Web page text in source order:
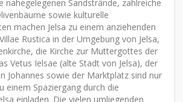
nahegelegenen Sandstrände, zahlreiche
sowie kulturelle
machen Jelsa zu einem anziehenden
Rustica in der Umgebung von Jelsa,
die Kirche zur Muttergottes der
Vetus Ielsae (alte Stadt von Jelsa), der
Johannes sowie der Marktplatz sind nur
einem Spaziergang durch die
einladen. Die vielen umliegenden